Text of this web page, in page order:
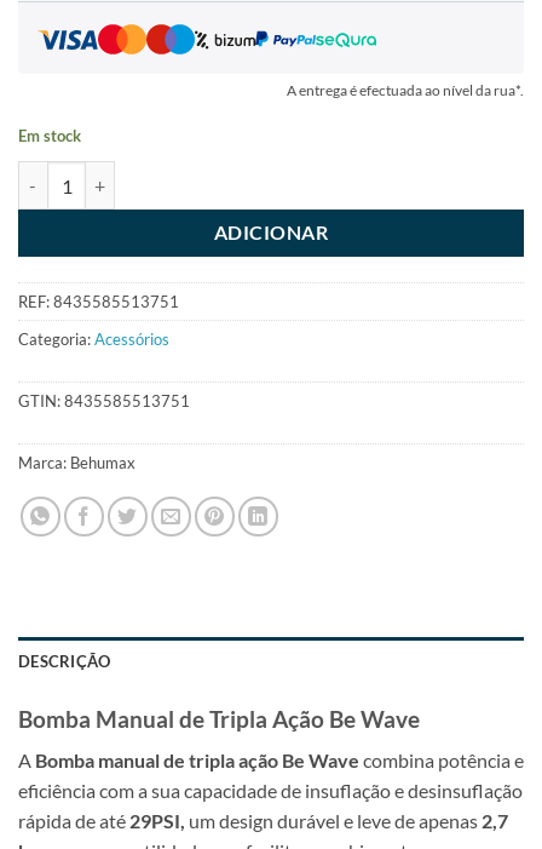
A entrega é efectuada ao nível da rua*.
Em stock
ADICIONAR
REF:8435585513751
Categoria:Acessórios
GTIN:8435585513751
Marca: Behumax
DESCRIÇÃO
Bomba Manual de Tripla Ação Be Wave
A Bomba manual de tripla ação Be Wave combina potência e
eficiência com a sua capacidade de insuflação e desinsuflação
rápida de até 29PSI, um design durável e leve de apenas 2,7